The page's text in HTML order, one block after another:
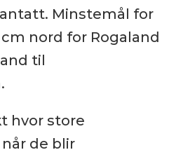
Minstemål for
nord for Rogaland
til
hvor store
de blir